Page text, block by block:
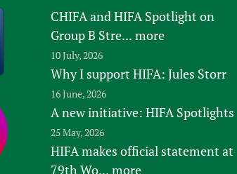
CHIFA and HIFA Spotlight on
Group B Stre... more
10 July, 2026
Why I support HIFA: Jules Storr
16 June, 2026
A new initiative: HIFA Spotlights
25 May, 2026
HIFA makes official statement at
79th Wo... more